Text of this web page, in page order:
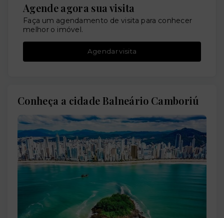
Agende agora sua visita
Faça um agendamento de visita para conhecer
melhor o imóvel.
Agendar visita
Conheça a cidade Balneário Camboriú